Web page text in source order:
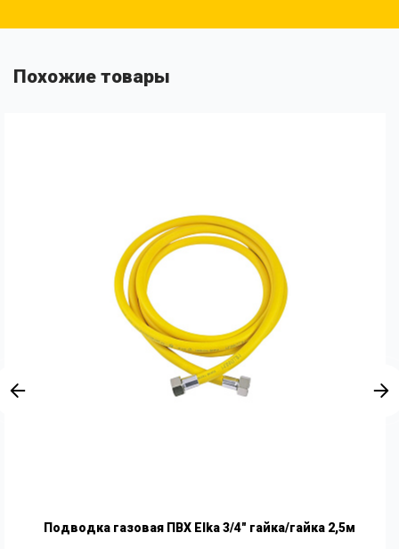
Похожие товары
Подводка газовая ПВХ Elka 3/4" гайка/гайка 2,5м